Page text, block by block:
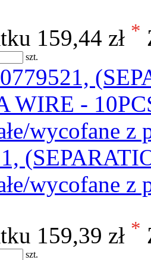
159,44 zł *
szt.
wycofane z
159,39 zł *
szt.